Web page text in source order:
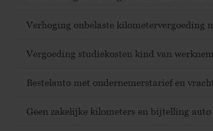
Verhoging onbelaste kilometervergoeding
Vergoeding studiekosten kind van
Bestelauto met ondernemerstarief en
Geen zakelijke kilometers en bijtelling auto